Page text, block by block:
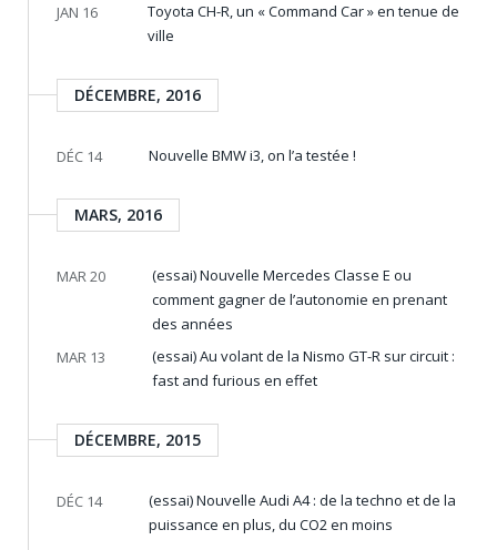
JAN 16
Toyota CH-R, un « Command Car » en tenue de
ville
DÉCEMBRE, 2016
DÉC 14 Nouvelle BMW i3, on l’a testée !
MARS, 2016
MAR 20
(essai) Nouvelle Mercedes Classe E ou
comment gagner de l’autonomie en prenant
des années
MAR 13
(essai) Au volant de la Nismo GT-R sur circuit :
fast and furious en effet
DÉCEMBRE, 2015
DÉC 14
(essai) Nouvelle Audi A4 : de la techno et de la
puissance en plus, du CO2 en moins